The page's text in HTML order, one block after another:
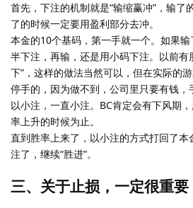
首先，下注的机制就是“输缩赢冲”，输了
了的时候一定要用盈利部分去冲。
本金的10个基码，第一手就一个。如果
半下注，再输，还是用小码下注。以前有
下”，这样的做法当然可以，但在实际的
停手的，因为做不到，公司里只要有钱
以小注，一直小注。BC肯定会有下风期
率上升的时候为止。
直到胜率上来了，以小注的方式打回了
注了，继续“胜进”。
三、关于止损，一定很重要